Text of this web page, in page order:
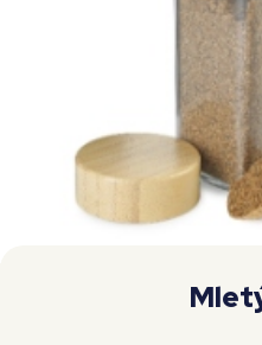
Denní aktivity
Cviky
Workouty
Premium